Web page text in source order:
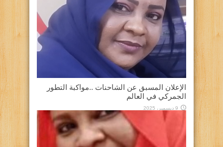
الإعلان المسبق عن الشاحنات ..مواكبة التطور
الجمركي في العالم
9 ديسمبر، 2025